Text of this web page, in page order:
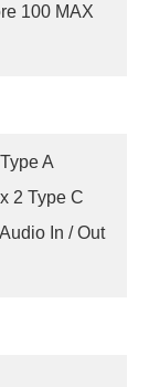
100 MAX
A
2 Type C
In / Out